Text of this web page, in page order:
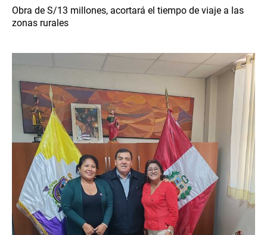
Obra de S/13 millones, acortará el tiempo de viaje a las
zonas rurales